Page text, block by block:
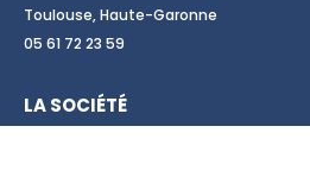
Toulouse, Haute-Garonne
05 61 72 23 59
LA SOCIÉTÉ